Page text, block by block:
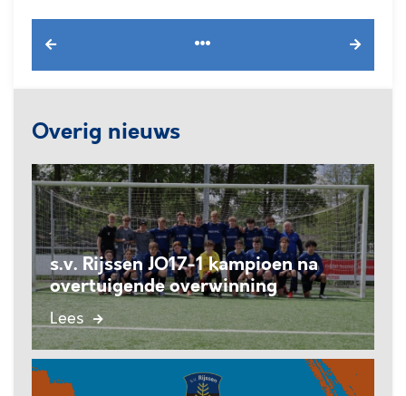
Overig nieuws
s.v. Rijssen JO17-1 kampioen na
overtuigende overwinning
Lees